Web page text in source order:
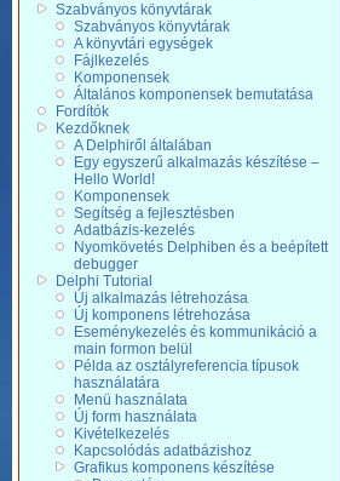
Szabványos könyvtárak
Szabványos könyvtárak
A könyvtári egységek
Fájlkezelés
Komponensek
Általános komponensek bemutatása
Fordítók
Kezdőknek
A Delphiről általában
Egy egyszerű alkalmazás készítése –
Hello World!
Komponensek
Segítség a fejlesztésben
Adatbázis-kezelés
Nyomkövetés Delphiben és a beépített
debugger
Delphi Tutorial
Új alkalmazás létrehozása
Új komponens létrehozása
Eseménykezelés és kommunikáció a
main formon belül
Példa az osztályreferencia típusok
használatára
Menü használata
Új form használata
Kivételkezelés
Kapcsolódás adatbázishoz
Grafikus komponens készítése